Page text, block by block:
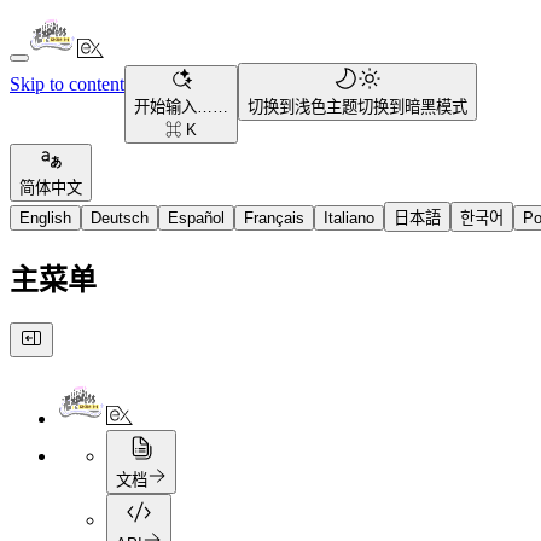
Skip to content
开始输入……
⌘ K
切换到浅色主题切换到暗黑模式
简体中文
English
Deutsch Español Français Italiano 日本語 한국어
主菜单
文档